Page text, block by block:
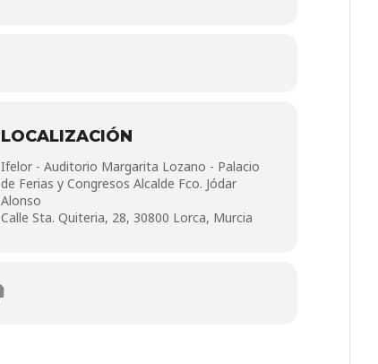
LOCALIZACIÓN
Ifelor - Auditorio Margarita Lozano - Palacio
de Ferias y Congresos Alcalde Fco. Jódar
Alonso
Calle Sta. Quiteria, 28, 30800 Lorca, Murcia